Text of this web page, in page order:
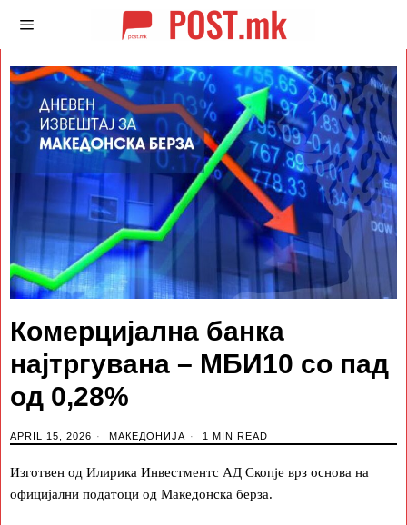
Комерцијална банка
најтргувана – МБИ10 со пад
од 0,28%
APRIL 15, 2026 МАКЕДОНИЈА 1 MIN READ
Изготвен од Илирика Инвестментс АД Скопје врз основа на
официјални податоци од Македонска берза.